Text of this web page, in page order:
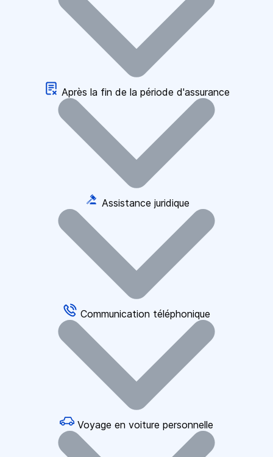
Après la fin de la période d'assurance
Assistance juridique
Communication téléphonique
Voyage en voiture personnelle